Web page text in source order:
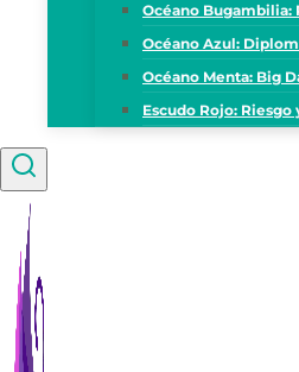
Océano Bugambilia:
Océano Azul:
Océano Menta: Big
Escudo Rojo: